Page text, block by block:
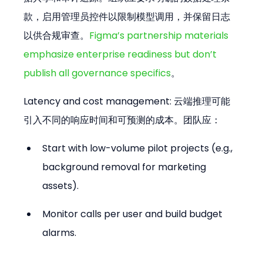
款，启用管理员控件以限制模型调用，并保留日志
以供合规审查。 Figma’s partnership materials
emphasize enterprise readiness but don’t
publish all governance specifics。
Latency and cost management: 云端推理可能
引入不同的响应时间和可预测的成本。团队应：
Start with low-volume pilot projects (e.g.,
background removal for marketing
assets).
Monitor calls per user and build budget
alarms.